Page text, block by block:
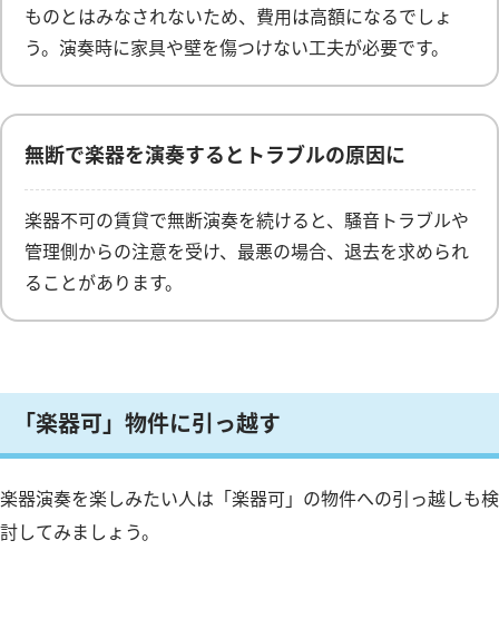
ものとはみなされないため、費用は高額になるでしょ
う。演奏時に家具や壁を傷つけない工夫が必要です。
無断で楽器を演奏するとトラブルの原因に
楽器不可の賃貸で無断演奏を続けると、騒音トラブルや
管理側からの注意を受け、最悪の場合、退去を求められ
ることがあります。
「楽器可」物件に引っ越す
楽器演奏を楽しみたい人は「楽器可」の物件への引っ越しも検
討してみましょう。